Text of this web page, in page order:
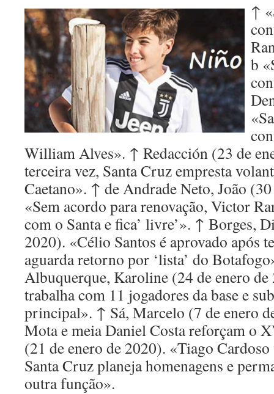
↑
b
William Alves». ↑ Redacción (23 de
terceira vez, Santa Cruz empresta
Caetano». ↑ de Andrade Neto, João
«Sem acordo para renovação, Victor
com o Santa e fica’ livre’». ↑ Borges,
2020). «Célio Santos é aprovado após
aguarda retorno por ‘lista’ do
Albuquerque, Karoline (24 de enero
trabalha com 11 jogadores da base e
principal». ↑ Sá, Marcelo (7 de enero
Mota e meia Daniel Costa reforçam o
(21 de enero de 2020). «Tiago Cardoso
Santa Cruz planeja homenagens e
outra função».